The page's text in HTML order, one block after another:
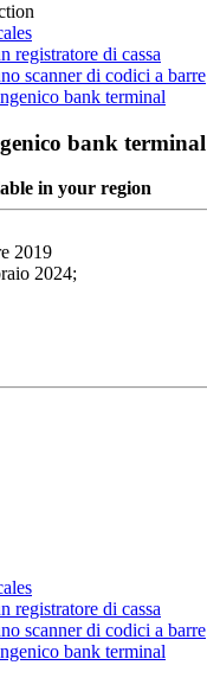
registratore di cassa
scanner di codici a barre
bank terminal
bank terminal
in your region
2019
2024;
registratore di cassa
scanner di codici a barre
bank terminal